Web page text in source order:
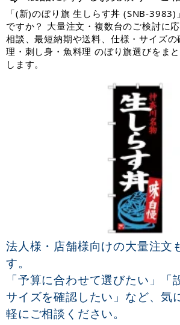
「(新)のぼり旗 生しらす丼 (SNB-3983)
ですか？ 大量注文・複数台のご検討に
相談、最短納期や送料、仕様・サイズ
理・刺し身・魚料理 のぼり旗選びをま
します。
法人様・店舗様向けの大量注文
す。
「予算に合わせて選びたい」「
サイズを確認したい」など、気
軽にご相談ください。